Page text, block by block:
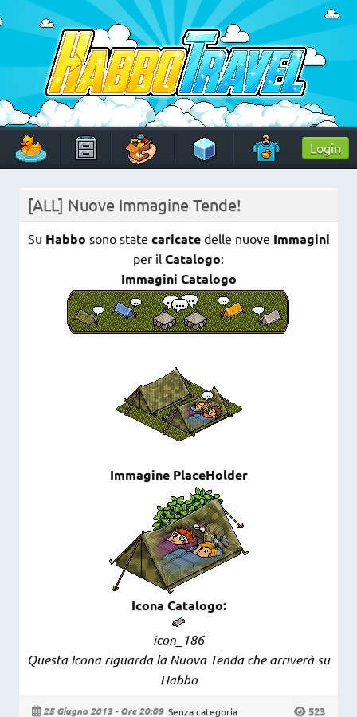
to
content
HabboTravel
Un viaggio di pixel!
Login
[ALL] Nuove Immagine Tende!
Su Habbo sono state caricatedelle nuove Immagini
per il Catalogo:
Immagini Catalogo
Immagine PlaceHolder
Icona Catalogo:
icon_186
Questa Icona riguarda la Nuova Tenda che arriverà su
Habbo
25 Giugno 2013 - Ore 20:09 Senza categoria 523